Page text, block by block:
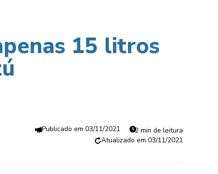
15 litros
03/11/2021
2 min de leitura
03/11/2021